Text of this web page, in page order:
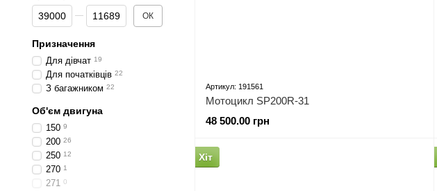
Артикул: 191561
Мотоцикл SP200R-31
48 500.00 грн
Хіт
Від Ціна, грн
До Ціна, грн ОК
Призначення
Для дівчат 19
Для початківців 22
З багажником 22
Об'єм двигуна
150 9
200 26
250 12
270 1
271 0